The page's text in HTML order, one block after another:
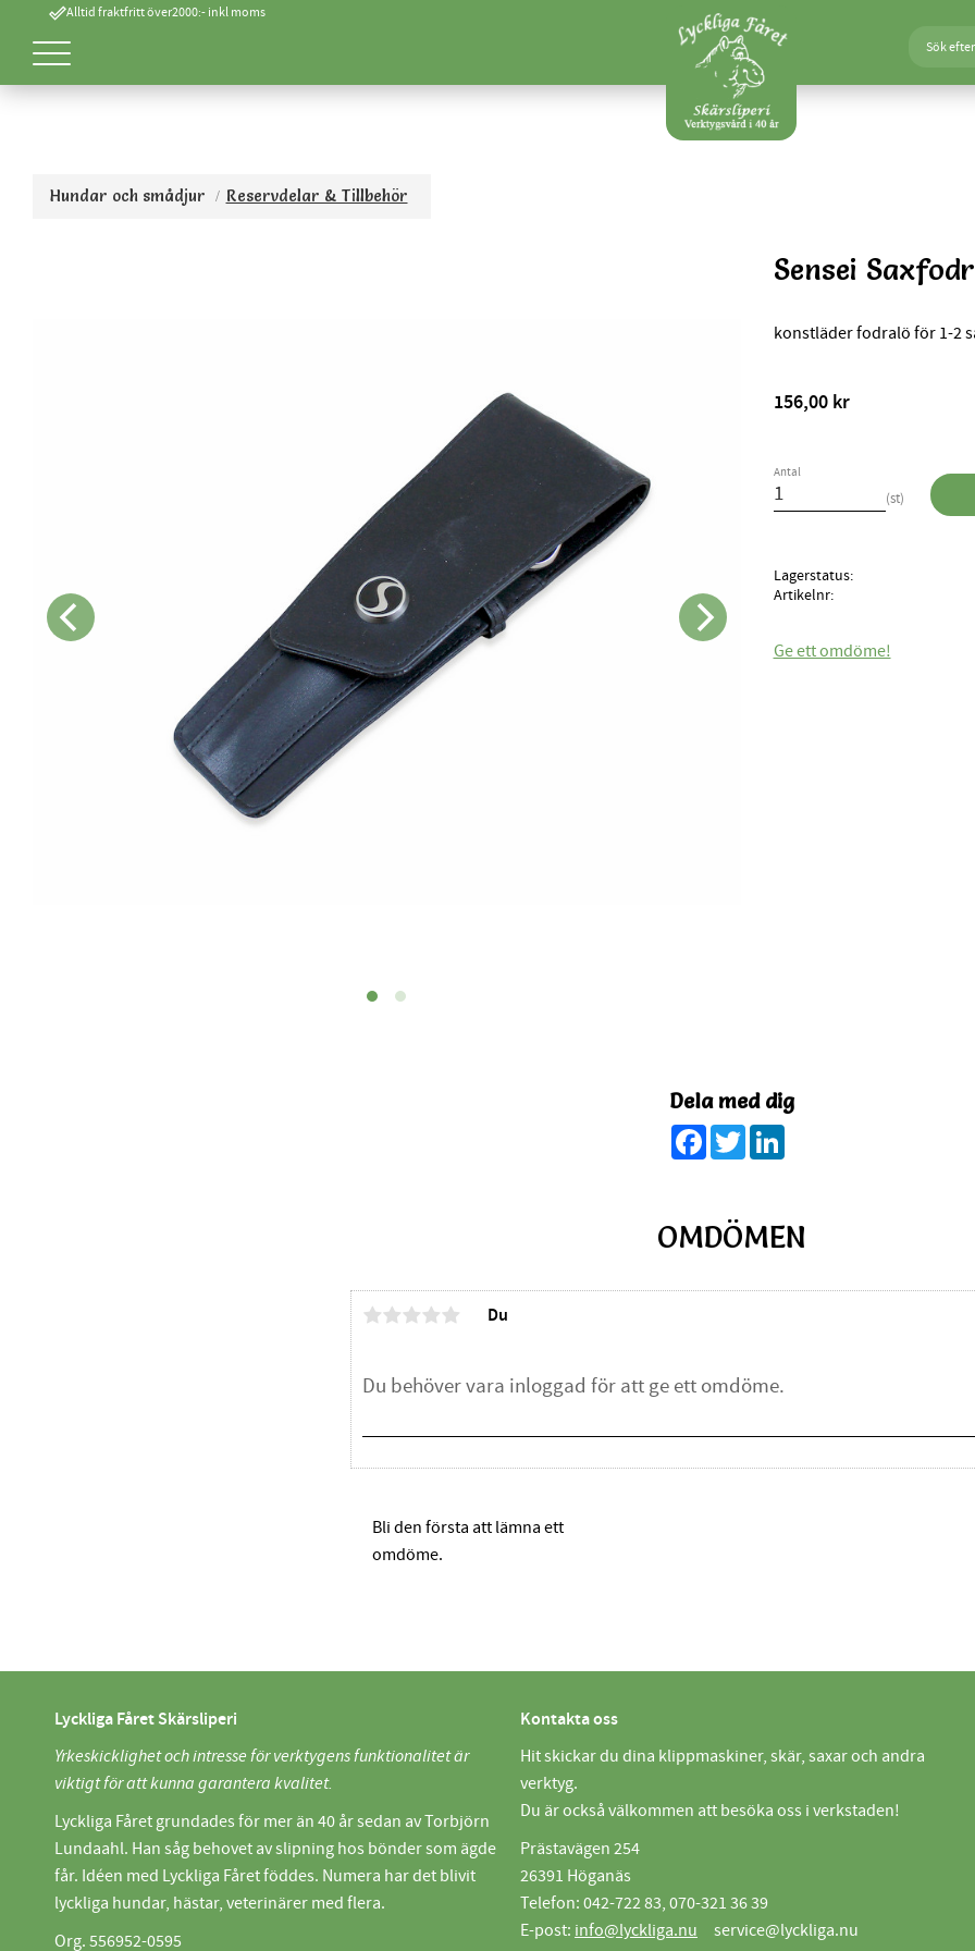
done_outlineAlltid fraktfritt över2000:- inkl moms
Hundar och smådjur Reservdelar & Tillbehör
Sensei
konstläder fodralö för 1-2
156,00kr
Antal
st
Lagerstatus
Artikelnr
Ge ett omdöme!
Dela med dig
Facebook
TwitterLinkedIn
OMDÖMEN
Du
Bli den första att lämna ett
omdöme.
Lyckliga Fåret Skärsliperi
Yrkeskicklighet och intresse för verktygens funktionalitet är
viktigt för att kunna garantera kvalitet.
Lyckliga Fåret grundades för mer än 40 år sedan av Torbjörn
Lundaahl. Han såg behovet av slipning hos bönder som ägde
får. Idéen med Lyckliga Fåret föddes. Numera har det blivit
lyckliga hundar, hästar, veterinärer med flera.
Org. 556952-0595
Kontakta oss
Hit skickar du dina klippmaskiner, skär, saxar och andra
verktyg.
Du är också välkommen att besöka oss i verkstaden!
Prästavägen 254
26391 Höganäs
Telefon: 042-722 83, 070-321 36 39
E-post: info@lyckliga.nu service@lyckliga.nu